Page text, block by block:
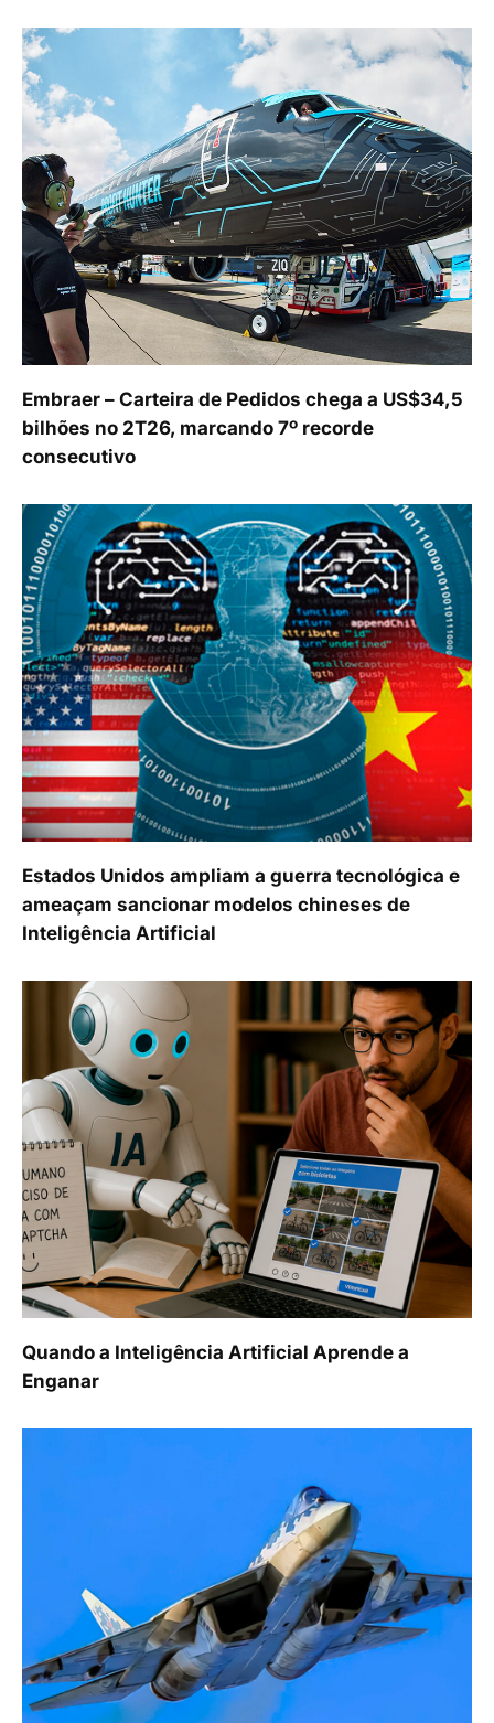
Embraer – Carteira de Pedidos chega a US$34,5
bilhões no 2T26, marcando 7º recorde
consecutivo
Estados Unidos ampliam a guerra tecnológica e
ameaçam sancionar modelos chineses de
Inteligência Artificial
Quando a Inteligência Artificial Aprende a
Enganar